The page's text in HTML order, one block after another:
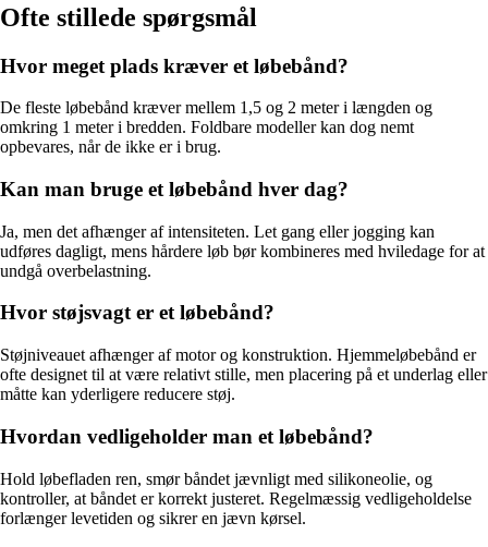
Ofte stillede spørgsmål
Hvor meget plads kræver et løbebånd?
De fleste løbebånd kræver mellem 1,5 og 2 meter i længden og
omkring 1 meter i bredden. Foldbare modeller kan dog nemt
opbevares, når de ikke er i brug.
Kan man bruge et løbebånd hver dag?
Ja, men det afhænger af intensiteten. Let gang eller jogging kan
udføres dagligt, mens hårdere løb bør kombineres med hviledage for at
undgå overbelastning.
Hvor støjsvagt er et løbebånd?
Støjniveauet afhænger af motor og konstruktion. Hjemmeløbebånd er
ofte designet til at være relativt stille, men placering på et underlag eller
måtte kan yderligere reducere støj.
Hvordan vedligeholder man et løbebånd?
Hold løbefladen ren, smør båndet jævnligt med silikoneolie, og
kontroller, at båndet er korrekt justeret. Regelmæssig vedligeholdelse
forlænger levetiden og sikrer en jævn kørsel.